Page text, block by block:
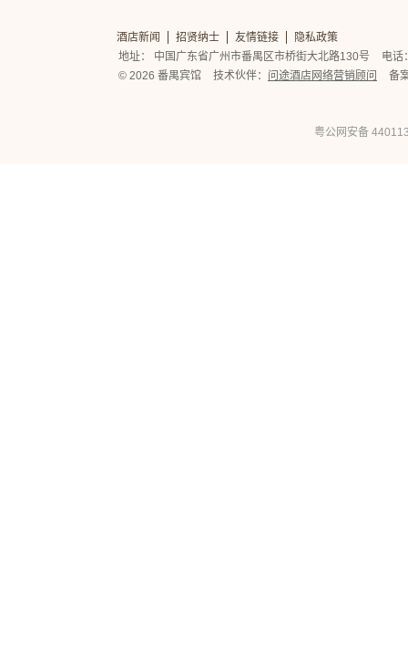
酒店新闻 招贤纳士 友情链接
隐私政策
地址： 中国广东省广州市番禺区市桥街大北路130号
电话
© 2026 番禺宾馆
技术伙伴： 问途酒店网络营销顾问 备
粤公网安备